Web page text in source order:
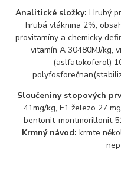
Analitické složky:Hrubý
hrubá vláknina 2%,
provitamíny a chemicky
vitamín A 30480MJ/kg,
(aslfatokoferol)
Sloučeniny stopových
41mg/kg, E1 železo 27
bentonit-montmorillonit
Krmný návod: krmte